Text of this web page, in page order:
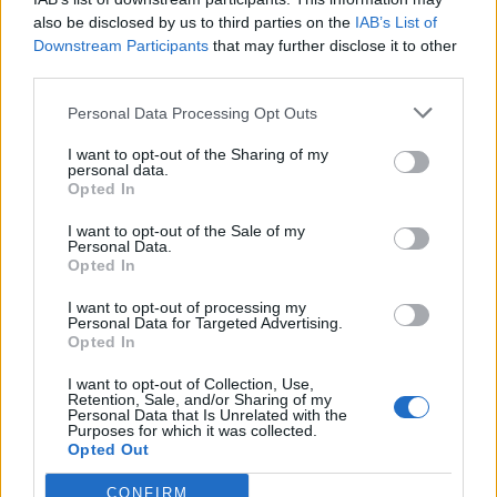
also be disclosed by us to third parties on the IAB’s List of
Downstream Participants that may further disclose it to other
Personal Data Processing Opt Outs
I want to opt-out of the Sharing of my
personal data.
Opted In
I want to opt-out of the Sale of my
Personal Data.
Opted In
I want to opt-out of processing my
Personal Data for Targeted Advertising.
Opted In
I want to opt-out of Collection, Use,
Retention, Sale, and/or Sharing of my
Personal Data that Is Unrelated with the
Purposes for which it was collected.
Opted Out
CONFIRM
In evidenza